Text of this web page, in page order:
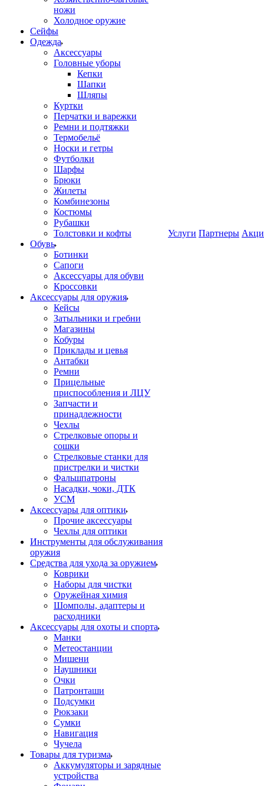
ножи
Холодное оружие
Сейфы
Одежда
Аксессуары
Головные уборы
Кепки
Шапки
Шляпы
Куртки
Перчатки и варежки
Ремни и подтяжки
Термобельё
Носки и гетры
Футболки
Шарфы
Брюки
Жилеты
Комбинезоны
Костюмы
Рубашки
Толстовки и кофты
Обувь
Ботинки
Сапоги
Аксессуары для обуви
Кроссовки
Аксессуары для оружия
Кейсы
Затыльники и гребни
Магазины
Кобуры
Приклады и цевья
Антабки
Ремни
Прицельные
приспособления и ЛЦУ
Запчасти и
принадлежности
Чехлы
Стрелковые опоры и
сошки
Стрелковые станки для
пристрелки и чистки
Фальшпатроны
Насадки, чоки, ДТК
УСМ
Аксессуары для оптики
Прочие аксессуары
Чехлы для оптики
Инструменты для обслуживания
оружия
Средства для ухода за оружием
Коврики
Наборы для чистки
Оружейная химия
Шомполы, адаптеры и
расходники
Аксессуары для охоты и спорта
Манки
Метеостанции
Мишени
Наушники
Очки
Патронташи
Подсумки
Рюкзаки
Сумки
Навигация
Чучела
Товары для туризма
Аккумуляторы и зарядные
устройства
Услуги Партнеры